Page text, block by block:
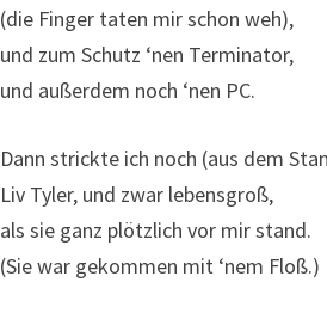
(die Finger taten mir schon weh),
und zum Schutz ‘nen Terminator,
und außerdem noch ‘nen PC.
Dann strickte ich noch (aus dem
Liv Tyler, und zwar lebensgroß,
als sie ganz plötzlich vor mir stand.
(Sie war gekommen mit ‘nem Floß.)